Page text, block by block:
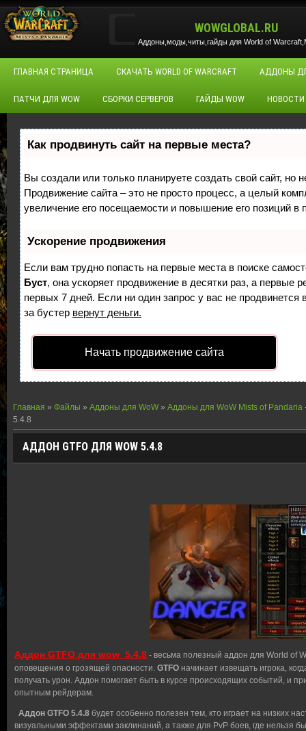
WOWGLOBAL.RU
Аддоны,моды,читы,гайды для World of
ГЛАВНАЯ СТРАНИЦА СКАЧАТЬ WORLD OF WARCRAFT АДДОНЫ
ПАТЧИ ДЛЯ WOW СБОРКИ СЕРВЕРОВ ГАЙДЫ WOW НОВОСТИ
Как продвинуть сайт на первые места?
Вы создали или только планируете создать свой сайт, но
Продвижение сайта – это не просто процесс, а целый
увеличение его посещаемости и повышение его позиций в
Ускорение продвижения
Если вам трудно попасть на первые места в поиске
Буст, она ускоряет продвижение в десятки раз, а первые
первых 7 дней. Если ни один запрос у вас не продвинется
за бустер вернут деньги.
Начать продвижение сайта
Главная » Файлы » Аддоны для WoW » Аддоны для WoW Mists of Pandaria
5.4.8
АДДОН GTFO ДЛЯ WOW 5.4.8
Аддон GTFO для wow 5.4.8 - весьма полезный аддон для World of
оповещения о грозящей опасности. GTFO начинает извещать игрока,
получать урон. Аддон помогает быть в курсе происходящих событий, и
опытным рейдерам.
Аддон GTFO 5.4.8 будет особенно полезен тем, кто играет на низких
визуальными эффектами заклинаний, а также для PvP боев, где нельзя